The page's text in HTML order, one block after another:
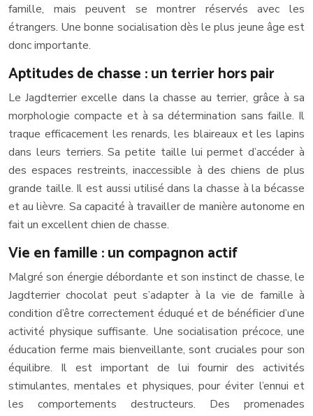
famille, mais peuvent se montrer réservés avec les
étrangers. Une bonne socialisation dès le plus jeune âge est
donc importante.
Aptitudes de chasse : un terrier hors pair
Le Jagdterrier excelle dans la chasse au terrier, grâce à sa
morphologie compacte et à sa détermination sans faille. Il
traque efficacement les renards, les blaireaux et les lapins
dans leurs terriers. Sa petite taille lui permet d’accéder à
des espaces restreints, inaccessible à des chiens de plus
grande taille. Il est aussi utilisé dans la chasse à la bécasse
et au lièvre. Sa capacité à travailler de manière autonome en
fait un excellent chien de chasse.
Vie en famille : un compagnon actif
Malgré son énergie débordante et son instinct de chasse, le
Jagdterrier chocolat peut s’adapter à la vie de famille à
condition d’être correctement éduqué et de bénéficier d’une
activité physique suffisante. Une socialisation précoce, une
éducation ferme mais bienveillante, sont cruciales pour son
équilibre. Il est important de lui fournir des activités
stimulantes, mentales et physiques, pour éviter l’ennui et
les comportements destructeurs. Des promenades